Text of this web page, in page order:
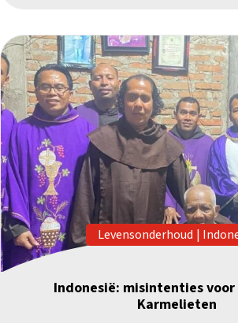
Levensonderhoud |
Indonesië: misintenties
Karmelieten